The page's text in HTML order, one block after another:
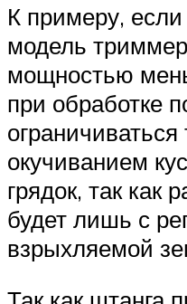
К примеру,
модель
мощностью
при обработке
ограничиваться
окучиванием
грядок, так как
будет лишь с
взрыхляемой